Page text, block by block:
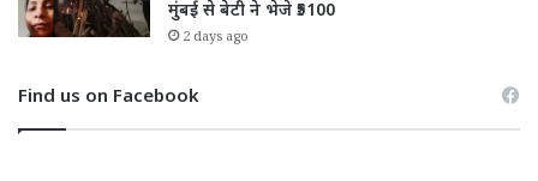
मुंबई से बेटी ने भेजे ₹5100
2 days ago
Find us on Facebook